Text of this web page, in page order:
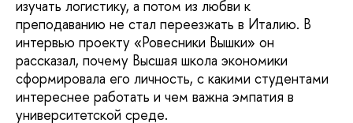
изучать логистику, а потом из любви к
преподаванию не стал переезжать в Италию. В
интервью проекту «Ровесники Вышки» он
рассказал, почему Высшая школа экономики
сформировала его личность, с какими студентами
интереснее работать и чем важна эмпатия в
университетской среде.